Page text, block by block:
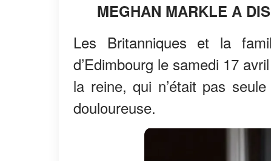
MEGHAN MARKLE A
Les Britanniques et la
d’Edimbourg le samedi 17
la reine, qui n’était pas
douloureuse.